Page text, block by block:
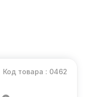
Код товара : 0462